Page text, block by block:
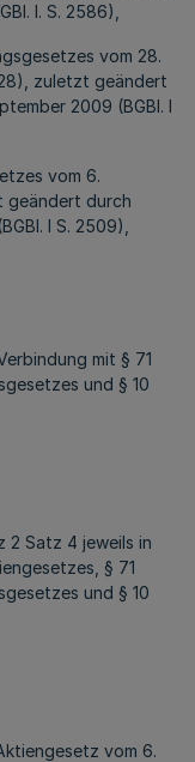
I. S. 2586),
vom 28.
zuletzt geändert
2009 (BGBl. I
vom 6.
geändert durch
I S. 2509),
mit § 71
und § 10
2 Satz 4 jeweils in
§ 71
und § 10
vom 6.